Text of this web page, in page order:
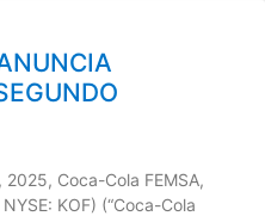
Coca-Cola FEMSA,
KOF) (“Coca-Cola